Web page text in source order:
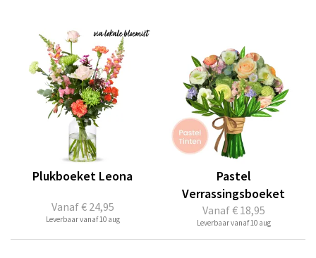
Vanaf€ 24,95
Plukboeket Leona
Leverbaar vanaf 10 aug
Vanaf€ 18,95
Pastel
Verrassingsboeket
Leverbaar vanaf 10 aug